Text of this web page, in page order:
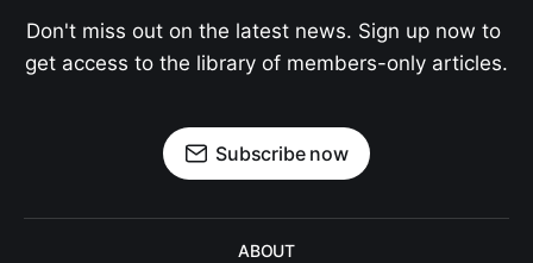
Don't miss out on the latest news. Sign up now to
get access to the library of members-only articles.
Subscribe now
ABOUT